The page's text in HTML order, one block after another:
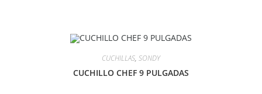
CUCHILLAS, SONDY
CUCHILLO CHEF 9 PULGADAS